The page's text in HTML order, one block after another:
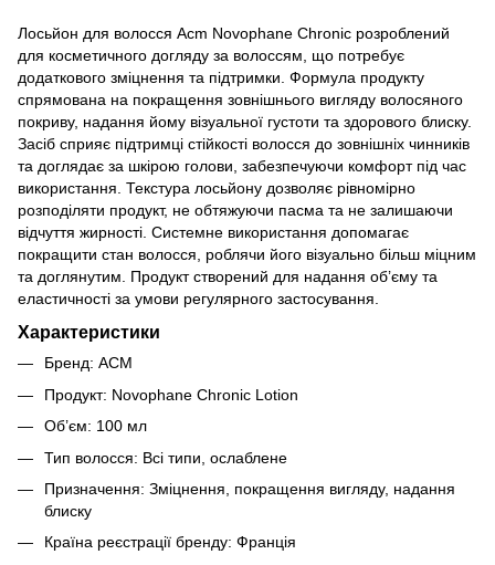
Лосьйон для волосся Acm Novophane Chronic розроблений
для косметичного догляду за волоссям, що потребує
додаткового зміцнення та підтримки. Формула продукту
спрямована на покращення зовнішнього вигляду волосяного
покриву, надання йому візуальної густоти та здорового блиску.
Засіб сприяє підтримці стійкості волосся до зовнішніх чинників
та доглядає за шкірою голови, забезпечуючи комфорт під час
використання. Текстура лосьйону дозволяє рівномірно
розподіляти продукт, не обтяжуючи пасма та не залишаючи
відчуття жирності. Системне використання допомагає
покращити стан волосся, роблячи його візуально більш міцним
та доглянутим. Продукт створений для надання об’єму та
еластичності за умови регулярного застосування.
Характеристики
Бренд: ACM
Продукт: Novophane Chronic Lotion
Об’єм: 100 мл
Тип волосся: Всі типи, ослаблене
Призначення: Зміцнення, покращення вигляду, надання
блиску
Країна реєстрації бренду: Франція